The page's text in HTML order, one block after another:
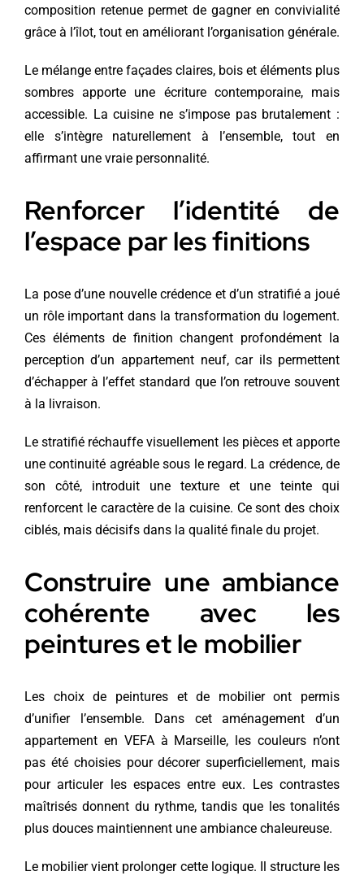
composition retenue permet de gagner en convivialité
grâce à l’îlot, tout en améliorant l’organisation générale.
Le mélange entre façades claires, bois et éléments plus
sombres apporte une écriture contemporaine, mais
accessible. La cuisine ne s’impose pas brutalement :
elle s’intègre naturellement à l’ensemble, tout en
affirmant une vraie personnalité.
Renforcer l’identité de
l’espace par les finitions
La pose d’une nouvelle crédence et d’un stratifié a joué
un rôle important dans la transformation du logement.
Ces éléments de finition changent profondément la
perception d’un appartement neuf, car ils permettent
d’échapper à l’effet standard que l’on retrouve souvent
à la livraison.
Le stratifié réchauffe visuellement les pièces et apporte
une continuité agréable sous le regard. La crédence, de
son côté, introduit une texture et une teinte qui
renforcent le caractère de la cuisine. Ce sont des choix
ciblés, mais décisifs dans la qualité finale du projet.
Construire une ambiance
cohérente avec les
peintures et le mobilier
Les choix de peintures et de mobilier ont permis
d’unifier l’ensemble. Dans cet aménagement d’un
appartement en VEFA à Marseille, les couleurs n’ont
pas été choisies pour décorer superficiellement, mais
pour articuler les espaces entre eux. Les contrastes
maîtrisés donnent du rythme, tandis que les tonalités
plus douces maintiennent une ambiance chaleureuse.
Le mobilier vient prolonger cette logique. Il structure les